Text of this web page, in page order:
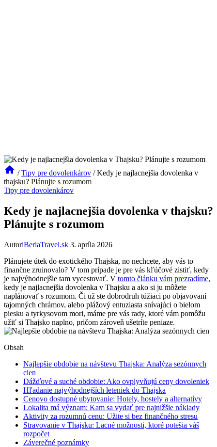
/ Tipy pre dovolenkárov / Kedy je najlacnejšia dovolenka v
thajsku? Plánujte s rozumom
Tipy pre dovolenkárov
Kedy je najlacnejšia dovolenka v thajsku?
Plánujte s rozumom
AutoriBeriaTravel.sk 3. apríla 2026
Plánujete útek do exotického Thajska, no nechcete, aby vás to
finančne zruinovalo? V tom prípade je pre vás kľúčové zistiť, kedy
je najvýhodnejšie tam vycestovať. V tomto článku vám prezradíme,
kedy je najlacnejšia dovolenka v Thajsku a ako si ju môžete
naplánovať s rozumom. Či už ste dobrodruh túžiaci po objavovaní
tajomných chrámov, alebo plážový entuziasta snívajúci o bielom
piesku a tyrkysovom mori, máme pre vás rady, ktoré vám pomôžu
užiť si Thajsko naplno, pričom zároveň ušetríte peniaze.
Obsah
Najlepšie obdobie na návštevu Thajska: Analýza sezónnych
cien
Dážďové a suché obdobie: Ako ovplyvňujú ceny dovoleniek
Hľadanie najvýhodnejších leteniek do Thajska
Cenovo dostupné ubytovanie: Hotely, hostely a alternatívy
Lokalita má význam: Kam sa vydať pre najnižšie náklady
Aktivity za rozumnú cenu: Užite si bez finančného stresu
Stravovanie v Thajsku: Lacné možnosti, ktoré potešia váš
rozpočet
Záverečné poznámky